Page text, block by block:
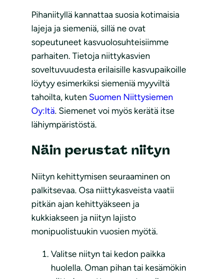
Pihaniityllä kannattaa suosia kotimaisia
lajeja ja siemeniä, sillä ne ovat
sopeutuneet kasvuolosuhteisiimme
parhaiten. Tietoja niittykasvien
soveltuvuudesta erilaisille kasvupaikoille
löytyy esimerkiksi siemeniä myyviltä
tahoilta, kuten Suomen Niittysiemen
Oy:ltä. Siemenet voi myös kerätä itse
lähiympäristöstä.
Näin perustat niityn
Niityn kehittymisen seuraaminen on
palkitsevaa. Osa niittykasveista vaatii
pitkän ajan kehittyäkseen ja
kukkiakseen ja niityn lajisto
monipuolistuukin vuosien myötä.
Valitse niityn tai kedon paikka
huolella. Oman pihan tai kesämökin